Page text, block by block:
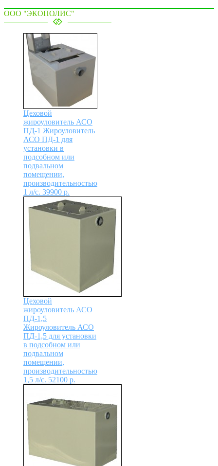
ООО "ЭКОПОЛИС"
Цеховой
жироуловитель АСО
ПД-1 Жироуловитель
АСО ПД-1 для
установки в
подсобном или
подвальном
помещении,
производительностью
1 л/с. 39900 р.
Цеховой
жироуловитель АСО
ПД-1,5
Жироуловитель АСО
ПД-1,5 для установки
в подсобном или
подвальном
помещении,
производительностью
1,5 л/с. 52100 р.